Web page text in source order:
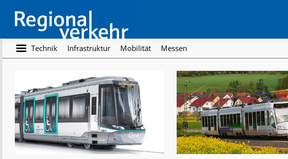
main
content
footer
Regionalverkehr
Die
Fachzeitschrift
Öffentlichen
Personennahverkehr
Technik Infrastruktur Mobilität Messen